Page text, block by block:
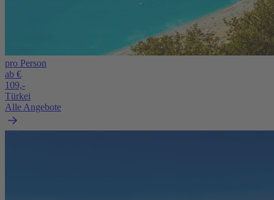
pro Person
ab €
109,-
Türkei
Alle Angebote